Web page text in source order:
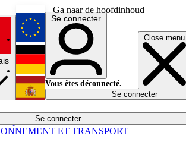
Ga naar de hoofdinhoud
Close menu
Se connecter
Économie
English
Deutsch
Español
Se connecter
Vous êtes déconnecté.
Se connecter
ET TRANSPORT